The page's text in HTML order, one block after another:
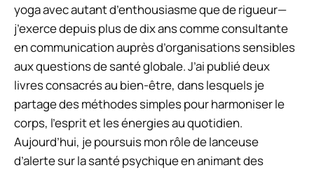
yoga avec autant d’enthousiasme que de rigueur—
j’exerce depuis plus de dix ans comme consultante
en communication auprès d’organisations sensibles
aux questions de santé globale. J’ai publié deux
livres consacrés au bien-être, dans lesquels je
partage des méthodes simples pour harmoniser le
corps, l’esprit et les énergies au quotidien.
Aujourd’hui, je poursuis mon rôle de lanceuse
d’alerte sur la santé psychique en animant des